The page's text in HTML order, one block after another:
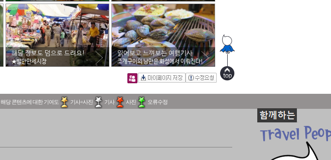
해당 정보도 덤으로 드려요!
★발안만세시장
읽어보고 느껴보는 여행기사
조개구이의 낭만은 화성에서 이뤄진다!
해당 콘텐츠에 대한 기여도 기사+사진 기사 사진 오류수정